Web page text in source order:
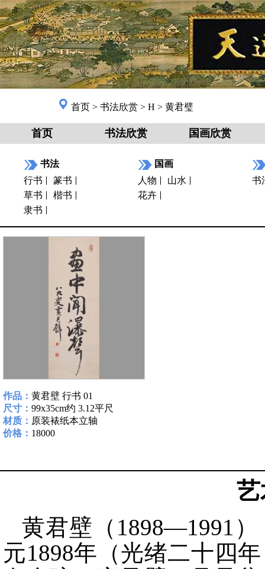
首页 > 书法欣赏 > H > 黄君璧
首页 书法欣赏 国画欣赏
书法
行书
篆书
草书
楷书
隶书
国画
人物
山水
花卉
书
作品： 黄君壁 行书 01
尺寸： 99x35cm约 3.12平尺
材质： 原装裱纸本立轴
价格： 18000
黄君壁（1898—1991
元1898年（光绪二十四